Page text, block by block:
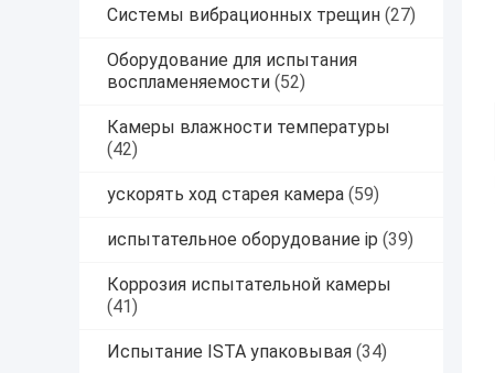
Системы вибрационных трещин (27)
Оборудование для испытания
воспламеняемости (52)
Камеры влажности температуры
(42)
ускорять ход старея камера (59)
испытательное оборудование ip (39)
Коррозия испытательной камеры
(41)
Испытание ISTA упаковывая (34)